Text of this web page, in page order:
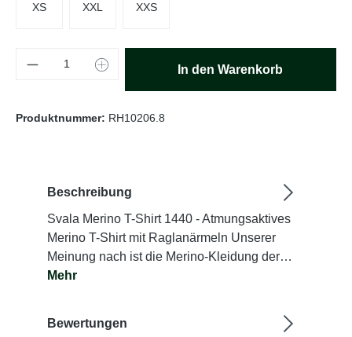
XS XXL XXS
Produkt Anzahl: Gib den gewünschten
In den Warenkorb
Produktnummer: RH10206.8
Beschreibung
Svala Merino T-Shirt 1440 - Atmungsaktives
Merino T-Shirt mit Raglanärmeln Unserer
Meinung nach ist die Merino-Kleidung der…
Mehr
Bewertungen